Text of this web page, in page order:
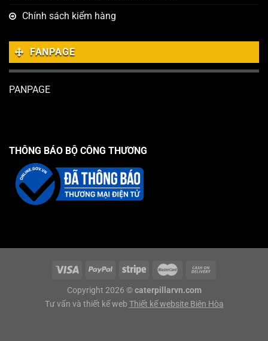
Chính sách kiểm hàng
FANPAGE
PANPAGE
THÔNG BÁO BỘ CÔNG THƯƠNG
Copyright 2026 © caterpillarvn.com
Tư vấn và thiết kế web Thiết kế website Biên Hòa